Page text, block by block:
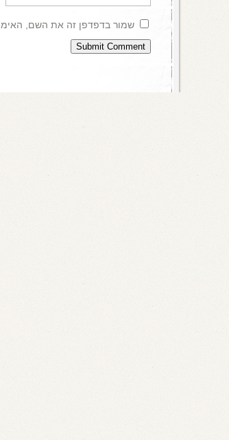
שמור בדפדפן זה את השם,